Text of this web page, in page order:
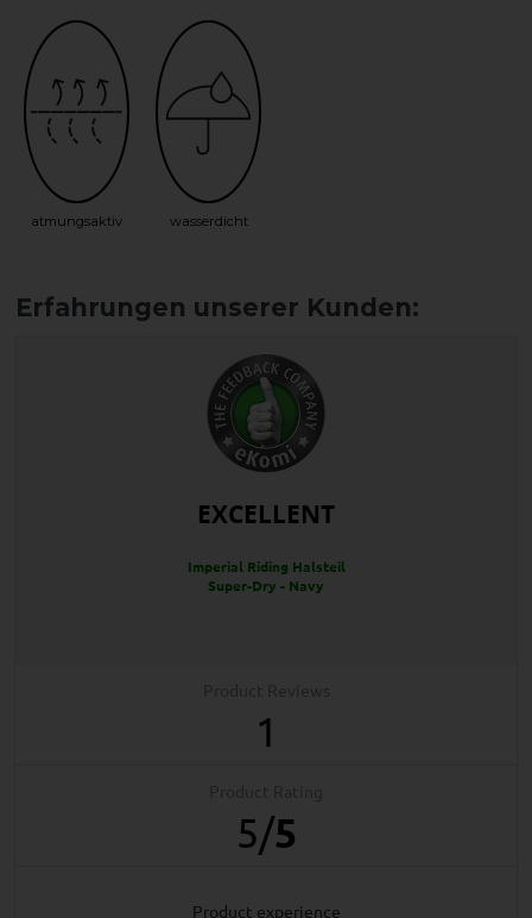
atmungsaktiv wasserdicht
EXCELLENT
Imperial Riding Halsteil
Super-Dry - Navy
1
5/5
product experience